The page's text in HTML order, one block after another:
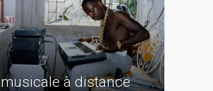
à distance